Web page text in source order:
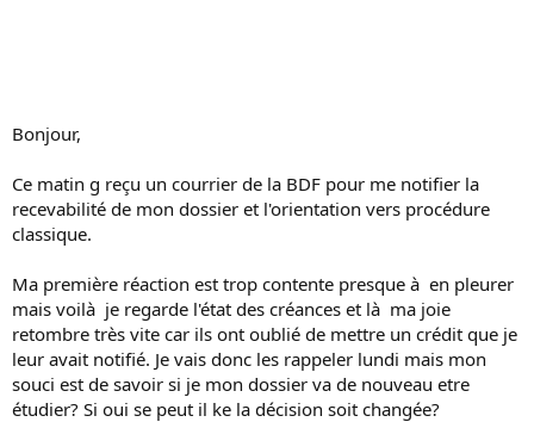
Bonjour,
Ce matin g reçu un courrier de la BDF pour me notifier la
recevabilité de mon dossier et l'orientation vers procédure
classique.
Ma première réaction est trop contente presque à en pleurer
mais voilà je regarde l'état des créances et là ma joie
retombre très vite car ils ont oublié de mettre un crédit que je
leur avait notifié. Je vais donc les rappeler lundi mais mon
souci est de savoir si je mon dossier va de nouveau etre
étudier? Si oui se peut il ke la décision soit changée?